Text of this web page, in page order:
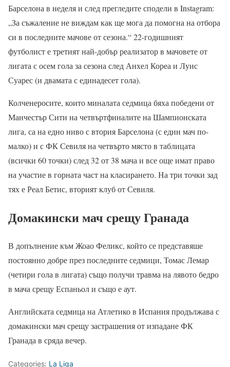
Барселона в неделя и след прегледите сподели в Instagram:
„За съжаление не виждам как ще мога да помогна на отбора
си в последните мачове от сезона.“ 22-годишният
футболист е третият най-добър реализатор в мачовете от
лигата с осем гола за сезона след Анхел Кореа и Луис
Суарес (и двамата с единадесет гола).
Колченеросите, които миналата седмица бяха победени от
Манчестър Сити на четвъртфиналите на Шампионската
лига, са на едно ниво с втория Барселона (с един мач по-
малко) и с ФК Севиля на четвърто място в таблицата
(всички 60 точки) след 32 от 38 мача и все още имат право
на участие в горната част на класирането. На три точки зад
тях е Реал Бетис, вторият клуб от Севиля.
Домакински мач срещу Гранада
В допълнение към Жоао Феликс, който се представяше
постоянно добре през последните седмици, Томас Лемар
(четири гола в лигата) също получи травма на лявото бедро
в мача срещу Еспаньол и също е аут.
Английската седмица на Атлетико в Испания продължава с
домакински мач срещу застрашения от изпадане ФК
Гранада в сряда вечер.
Categories: La Liga